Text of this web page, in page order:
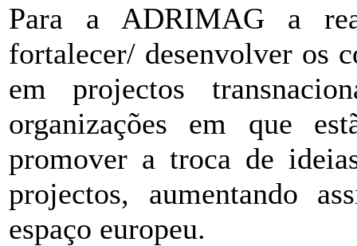
Para a ADRIMAG a
fortalecer/ desenvolver os
em projectos
organizações em que
promover a troca de
projectos, aumentando
espaço europeu.